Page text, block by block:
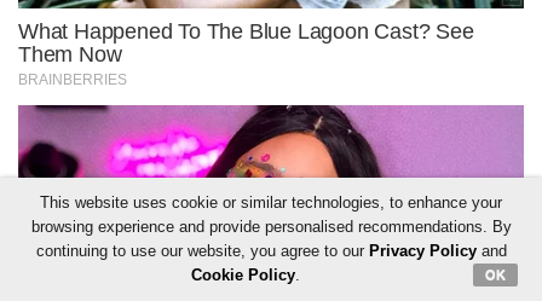
This website uses cookie or similar technologies, to enhance your
browsing experience and provide personalised recommendations. By
continuing to use our website, you agree to our Privacy Policyand
Cookie Policy. OK